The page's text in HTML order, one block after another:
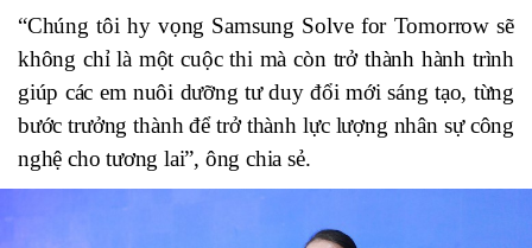
“Chúng tôi hy vọng Samsung Solve for Tomorrow sẽ
không chỉ là một cuộc thi mà còn trở thành hành trình
giúp các em nuôi dưỡng tư duy đổi mới sáng tạo, từng
bước trưởng thành để trở thành lực lượng nhân sự công
nghệ cho tương lai”, ông chia sẻ.